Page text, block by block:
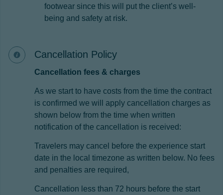
footwear since this will put the client’s well-
being and safety at risk.
Cancellation Policy
Cancellation fees & charges
As we start to have costs from the time the contract
is confirmed we will apply cancellation charges as
shown below from the time when written
notification of the cancellation is received:
Travelers may cancel before the experience start
date in the local timezone as written below. No fees
and penalties are required,
Cancellation less than 72 hours before the start